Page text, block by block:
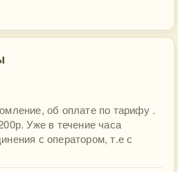
об оплате по тарифу .
Уже в течение часа
с оператором, т.е с